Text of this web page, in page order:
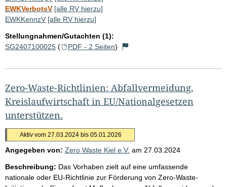
EWKVerbotsV [alle RV hierzu]
EWKKennzV [alle RV hierzu]
Stellungnahmen/Gutachten (1):
SG2407100025 ( PDF - 2 Seiten)
Zero-Waste-Richtlinien: Abfallvermeidung,
Kreislaufwirtschaft in EU/Nationalgesetzen
unterstützen.
Aktiv vom 27.03.2024 bis 05.01.2026
Angegeben von: Zero Waste Kiel e.V. am 27.03.2024
Beschreibung: Das Vorhaben zielt auf eine umfassende
nationale oder EU-Richtlinie zur Förderung von Zero-Waste-